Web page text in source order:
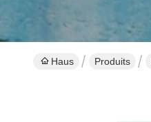
Haus Produits